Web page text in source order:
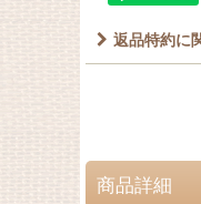
返品特約に
商品詳細